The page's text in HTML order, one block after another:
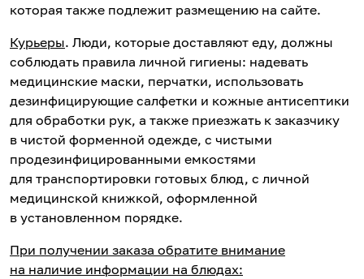
которая также подлежит размещению на сайте.
Курьеры. Люди, которые доставляют еду, должны
соблюдать правила личной гигиены: надевать
медицинские маски, перчатки, использовать
дезинфицирующие салфетки и кожные антисептики
для обработки рук, а также приезжать к заказчику
в чистой форменной одежде, с чистыми
продезинфицированными емкостями
для транспортировки готовых блюд, с личной
медицинской книжкой, оформленной
в установленном порядке.
При получении заказа обратите внимание
на наличие информации на блюдах: